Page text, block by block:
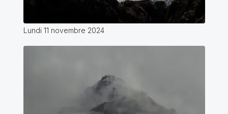
Lundi 11 novembre 2024